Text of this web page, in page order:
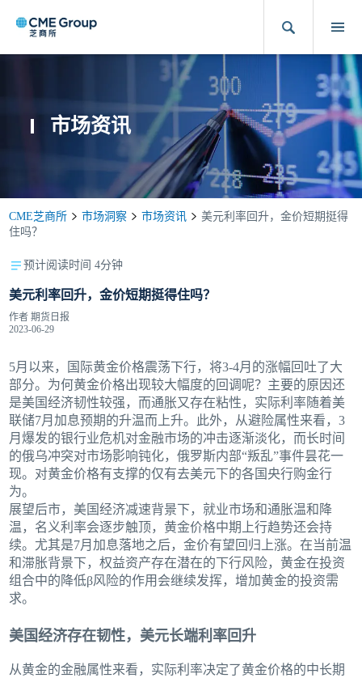
市场资讯
CME芝商所 市场洞察 市场资讯
美元利率回升，金价短期挺得
住吗？
预计阅读时间 4分钟
美元利率回升，金价短期挺得住吗？
作者期货日报
2023-06-29
5月以来，国际黄金价格震荡下行，将3-4月的涨幅回吐了大
部分。为何黄金价格出现较大幅度的回调呢？主要的原因还
是美国经济韧性较强，而通胀又存在粘性，实际利率随着美
联储7月加息预期的升温而上升。此外，从避险属性来看，3
月爆发的银行业危机对金融市场的冲击逐渐淡化，而长时间
的俄乌冲突对市场影响钝化，俄罗斯内部“叛乱”事件昙花一
现。对黄金价格有支撑的仅有去美元下的各国央行购金行
为。
展望后市，美国经济减速背景下，就业市场和通胀温和降
温，名义利率会逐步触顶，黄金价格中期上行趋势还会持
续。尤其是7月加息落地之后，金价有望回归上涨。在当前温
和滞胀背景下，权益资产存在潜在的下行风险，黄金在投资
组合中的降低β风险的作用会继续发挥，增加黄金的投资需
求。
美国经济存在韧性，美元长端利率回升
从黄金的金融属性来看，实际利率决定了黄金价格的中长期